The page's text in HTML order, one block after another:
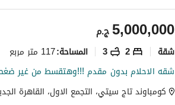
ج.م5,000,000
شقة 2
3 المساحة:117 متر مربع
كومباوند تاج سيتي، التجمع الاول، القاهرة